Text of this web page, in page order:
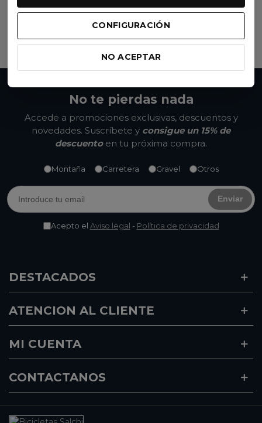
CONFIGURACIÓN
NO ACEPTAR
99,90 € (IVA inc.) Negro
Ver opciones
No te pierdas nada
Accede a promociones exclusivas, descuentos y
novedades. Suscríbete y consigue un 15% de
descuentoen tu próxima compra.
Montaña Carretera Gravel Otros
Enviar
Acepto el Aviso legal - Política de privacidad
DESTACADOS
ATENCION AL CLIENTE
MI CUENTA
CONTACTANOS